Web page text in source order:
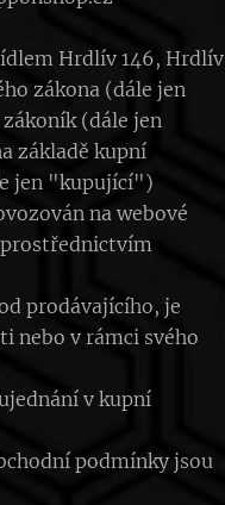
Hrdlív 146, Hrdlív
zákona (dále jen
(dále jen
základě kupní
jen "kupující")
na webové
prostřednictvím
prodávajícího, je
nebo v rámci svého
v kupní
podmínky jsou